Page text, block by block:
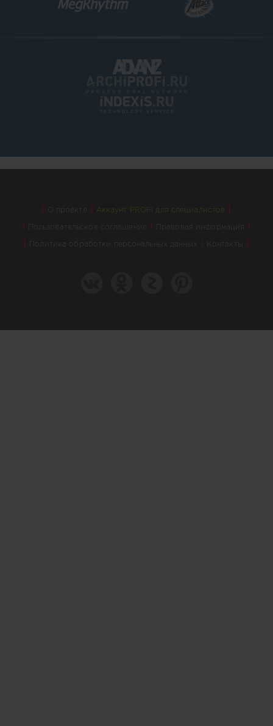
О проекте Аккаунт PROFI для специалистов
Пользовательское соглашение Правовая информация
Политика обработки персональных данных Контакты